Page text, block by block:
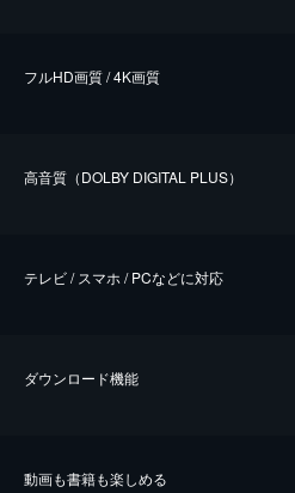
フルHD画質 / 4K画質
⾼⾳質（DOLBY DIGITAL PLUS）
テレビ / スマホ / PCなどに対応
ダウンロード機能
動画も書籍も楽しめる